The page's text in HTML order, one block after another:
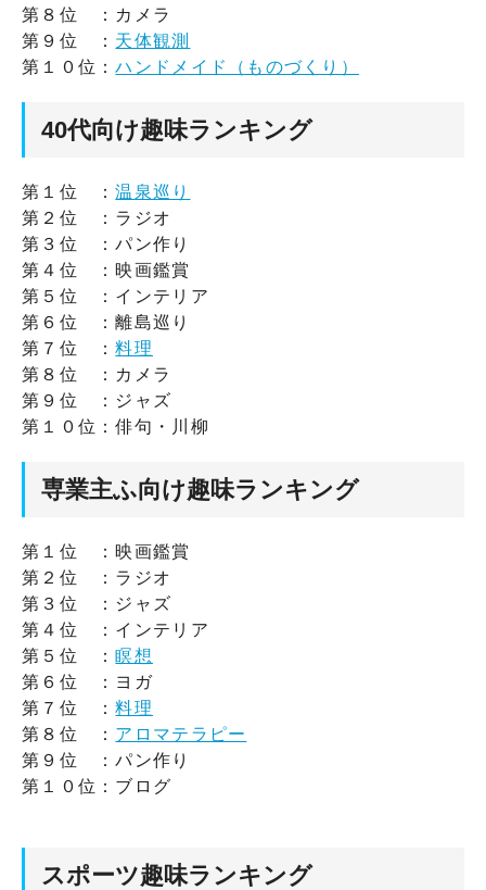
第８位 ：カメラ
第９位 ： 天体観測
第１０位：ハンドメイド（ものづくり）
40代向け趣味ランキング
第１位 ：温泉巡り
第２位 ：ラジオ
第３位 ：パン作り
第４位 ：映画鑑賞
第５位 ：インテリア
第６位 ：離島巡り
第７位 ：料理
第８位 ：カメラ
第９位 ：ジャズ
第１０位：俳句・川柳
専業主ふ向け趣味ランキング
第１位 ：映画鑑賞
第２位 ：ラジオ
第３位 ：ジャズ
第４位 ：インテリア
第５位 ：瞑想
第６位 ：ヨガ
第７位 ：料理
第８位 ： アロマテラピー
第９位 ：パン作り
第１０位：ブログ
スポーツ趣味ランキング